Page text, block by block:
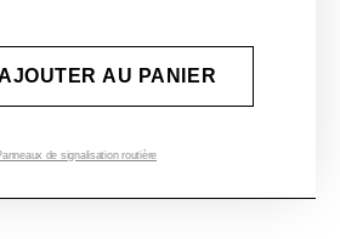
AU PANIER
de signalisation routière